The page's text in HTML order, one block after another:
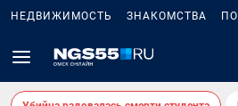
НЕДВИЖИМОСТЬ ЗНАКОМСТВА